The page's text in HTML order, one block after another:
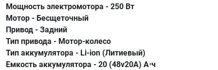
Мощность электромотора - 250 Вт
Мотор - Бесщеточный
Привод - Задний
Тип привода - Мотор-колесо
Тип аккумулятора - Li-ion (Литиевый)
Емкость аккумулятора - 20 (48v20A) А⋅ч